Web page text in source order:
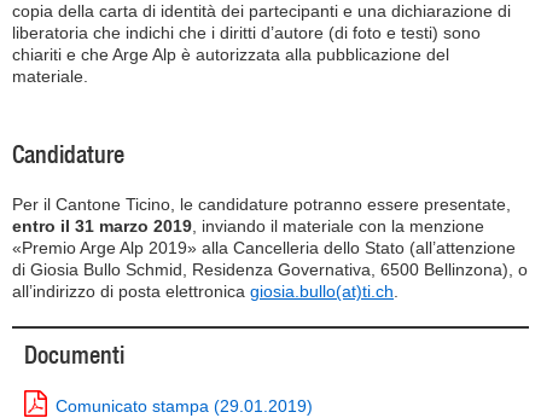
copia della carta di identità dei partecipanti e una dichiarazione di
liberatoria che indichi che i diritti d’autore (di foto e testi) sono
chiariti e che Arge Alp è autorizzata alla pubblicazione del
materiale.
Candidature
Per il Cantone Ticino, le candidature potranno essere presentate,
entro il 31 marzo 2019 , inviando il materiale con la menzione
«Premio Arge Alp 2019» alla Cancelleria dello Stato (all’attenzione
di Giosia Bullo Schmid, Residenza Governativa, 6500 Bellinzona), o
all’indirizzo di posta elettronica giosia.bullo(at)ti.ch
Documenti
Comunicato stampa (29.01.2019)